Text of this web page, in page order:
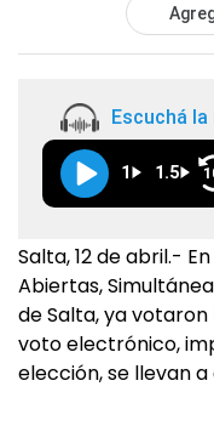
Escuchá
1 1.5
Salta, 12 de abril.-
Abiertas,
de Salta, ya
voto electrónico,
elección, se llevan